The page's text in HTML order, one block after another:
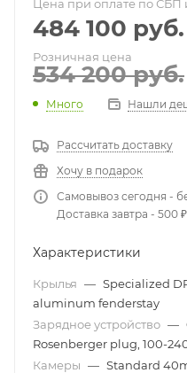
Цена при оплате по СБП
484 100 руб.
Розничная цена
534 200руб.
Много Нашли
Рассчитать доставку
Хочу в подарок
Самовывоз сегодня -
Доставка завтра - 500 ₽
Характеристики
Крылья — Specialized
aluminum fenderstay
Зарядное устройство —
Rosenberger plug, 100-
Камеры — Standard